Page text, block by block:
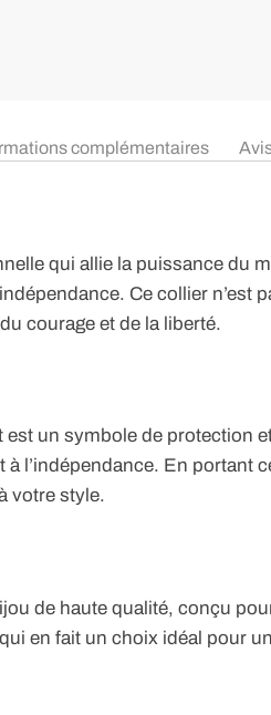
complémentaires
qui allie la puissance du
Ce collier n’est
courage et de la liberté.
un symbole de protection
l’indépendance. En portant
votre style.
de haute qualité, conçu
en fait un choix idéal pour